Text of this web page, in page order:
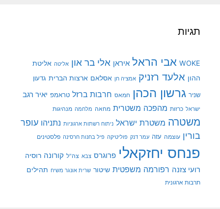
תגיות
WOKE אבי הראל איראן אלי בר און אליטה אליטת
ההון אלעד רזניק אמציה חן אסלאם ארצות הברית גדעון
שניר גרשון הכהן חמאס חרבות ברזל טראמפ יאיר רגב
ישראל כרזות מהפכה משטרית מחאה מלחמה מנהיגות
משטרה משטרת ישראל ניתוח רשתות ארגוניות נתניהו עופר
בורין עוצמה עזה עמר דנק פוליטיקה פיל בחנות חרסינה פלסטינים
פנחס יחזקאלי פרוגרס צבא צה"ל קורונה רוסיה
רועי צזנה רפורמה משפטית שיטור שרית אונגר משיח תהילים
תרבות ארגונית